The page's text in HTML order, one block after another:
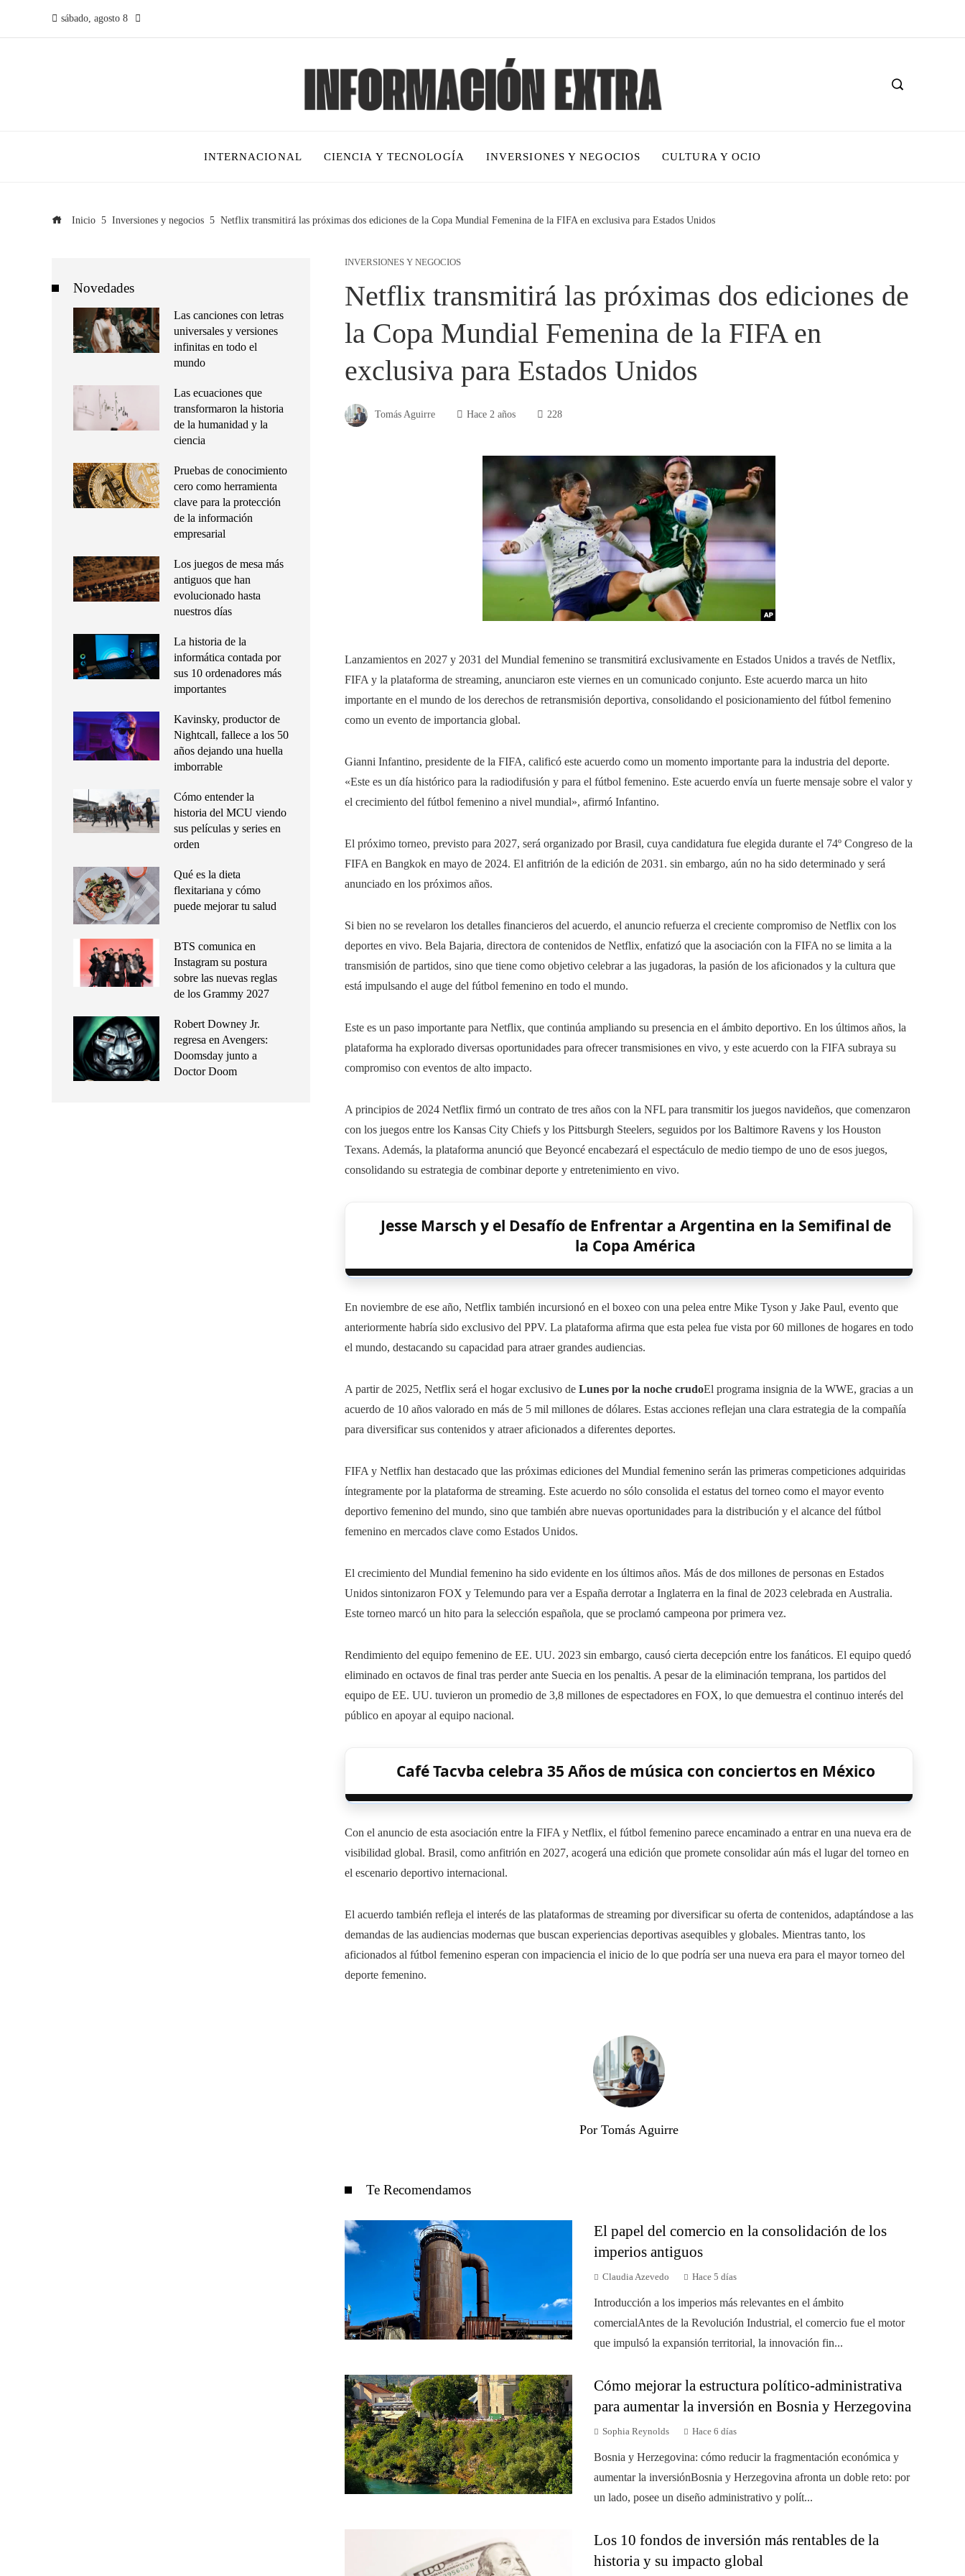
sábado, agosto 8
INTERNACIONAL CIENCIA Y TECNOLOGÍA INVERSIONES Y NEGOCIOS CULTURA Y OCIO
Inicio Inversiones y negocios Netflix transmitirá las próximas dos ediciones de la Copa Mundial Femenina de la FIFA en exclusiva para Estados Unidos
INVERSIONES Y NEGOCIOS
Netflix transmitirá las próximas dos ediciones de
la Copa Mundial Femenina de la FIFA en
exclusiva para Estados Unidos
Tomás Aguirre Hace 2 años 228
Lanzamientos en 2027 y 2031 del Mundial femenino se transmitirá exclusivamente en Estados Unidos a través de Netflix,
FIFA y la plataforma de streaming, anunciaron este viernes en un comunicado conjunto. Este acuerdo marca un hito
importante en el mundo de los derechos de retransmisión deportiva, consolidando el posicionamiento del fútbol femenino
como un evento de importancia global.
Gianni Infantino, presidente de la FIFA, calificó este acuerdo como un momento importante para la industria del deporte.
«Este es un día histórico para la radiodifusión y para el fútbol femenino. Este acuerdo envía un fuerte mensaje sobre el valor y
el crecimiento del fútbol femenino a nivel mundial», afirmó Infantino.
El próximo torneo, previsto para 2027, será organizado por Brasil, cuya candidatura fue elegida durante el 74º Congreso de la
FIFA en Bangkok en mayo de 2024. El anfitrión de la edición de 2031. sin embargo, aún no ha sido determinado y será
anunciado en los próximos años.
Si bien no se revelaron los detalles financieros del acuerdo, el anuncio refuerza el creciente compromiso de Netflix con los
deportes en vivo. Bela Bajaria, directora de contenidos de Netflix, enfatizó que la asociación con la FIFA no se limita a la
transmisión de partidos, sino que tiene como objetivo celebrar a las jugadoras, la pasión de los aficionados y la cultura que
está impulsando el auge del fútbol femenino en todo el mundo.
Este es un paso importante para Netflix, que continúa ampliando su presencia en el ámbito deportivo. En los últimos años, la
plataforma ha explorado diversas oportunidades para ofrecer transmisiones en vivo, y este acuerdo con la FIFA subraya su
compromiso con eventos de alto impacto.
A principios de 2024 Netflix firmó un contrato de tres años con la NFL para transmitir los juegos navideños, que comenzaron
con los juegos entre los Kansas City Chiefs y los Pittsburgh Steelers, seguidos por los Baltimore Ravens y los Houston
Texans. Además, la plataforma anunció que Beyoncé encabezará el espectáculo de medio tiempo de uno de esos juegos,
consolidando su estrategia de combinar deporte y entretenimiento en vivo.
Jesse Marsch y el Desafío de Enfrentar a Argentina en la Semifinal de
la Copa América
En noviembre de ese año, Netflix también incursionó en el boxeo con una pelea entre Mike Tyson y Jake Paul, evento que
anteriormente habría sido exclusivo del PPV. La plataforma afirma que esta pelea fue vista por 60 millones de hogares en todo
el mundo, destacando su capacidad para atraer grandes audiencias.
A partir de 2025, Netflix será el hogar exclusivo de Lunes por la noche crudoEl programa insignia de la WWE, gracias a un
acuerdo de 10 años valorado en más de 5 mil millones de dólares. Estas acciones reflejan una clara estrategia de la compañía
para diversificar sus contenidos y atraer aficionados a diferentes deportes.
FIFA y Netflix han destacado que las próximas ediciones del Mundial femenino serán las primeras competiciones adquiridas
íntegramente por la plataforma de streaming. Este acuerdo no sólo consolida el estatus del torneo como el mayor evento
deportivo femenino del mundo, sino que también abre nuevas oportunidades para la distribución y el alcance del fútbol
femenino en mercados clave como Estados Unidos.
El crecimiento del Mundial femenino ha sido evidente en los últimos años. Más de dos millones de personas en Estados
Unidos sintonizaron FOX y Telemundo para ver a España derrotar a Inglaterra en la final de 2023 celebrada en Australia.
Este torneo marcó un hito para la selección española, que se proclamó campeona por primera vez.
Rendimiento del equipo femenino de EE. UU. 2023 sin embargo, causó cierta decepción entre los fanáticos. El equipo quedó
eliminado en octavos de final tras perder ante Suecia en los penaltis. A pesar de la eliminación temprana, los partidos del
equipo de EE. UU. tuvieron un promedio de 3,8 millones de espectadores en FOX, lo que demuestra el continuo interés del
público en apoyar al equipo nacional.
Café Tacvba celebra 35 Años de música con conciertos en México
Con el anuncio de esta asociación entre la FIFA y Netflix, el fútbol femenino parece encaminado a entrar en una nueva era de
visibilidad global. Brasil, como anfitrión en 2027, acogerá una edición que promete consolidar aún más el lugar del torneo en
el escenario deportivo internacional.
El acuerdo también refleja el interés de las plataformas de streaming por diversificar su oferta de contenidos, adaptándose a las
demandas de las audiencias modernas que buscan experiencias deportivas asequibles y globales. Mientras tanto, los
aficionados al fútbol femenino esperan con impaciencia el inicio de lo que podría ser una nueva era para el mayor torneo del
deporte femenino.
Por Tomás Aguirre
Te Recomendamos
El papel del comercio en la consolidación de los
imperios antiguos
Claudia Azevedo Hace 5 días
Introducción a los imperios más relevantes en el ámbito
comercialAntes de la Revolución Industrial, el comercio fue el motor
que impulsó la expansión territorial, la innovación fin...
Cómo mejorar la estructura político-administrativa
para aumentar la inversión en Bosnia y Herzegovina
Sophia Reynolds Hace 6 días
Bosnia y Herzegovina: cómo reducir la fragmentación económica y
aumentar la inversiónBosnia y Herzegovina afronta un doble reto: por
un lado, posee un diseño administrativo y polít...
Los 10 fondos de inversión más rentables de la
historia y su impacto global
Novedades
Las canciones con letras
universales y versiones
infinitas en todo el
mundo
Las ecuaciones que
transformaron la historia
de la humanidad y la
ciencia
Pruebas de conocimiento
cero como herramienta
clave para la protección
de la información
empresarial
Los juegos de mesa más
antiguos que han
evolucionado hasta
nuestros días
La historia de la
informática contada por
sus 10 ordenadores más
importantes
Kavinsky, productor de
Nightcall, fallece a los 50
años dejando una huella
imborrable
Cómo entender la
historia del MCU viendo
sus películas y series en
orden
Qué es la dieta
flexitariana y cómo
puede mejorar tu salud
BTS comunica en
Instagram su postura
sobre las nuevas reglas
de los Grammy 2027
Robert Downey Jr.
regresa en Avengers:
Doomsday junto a
Doctor Doom